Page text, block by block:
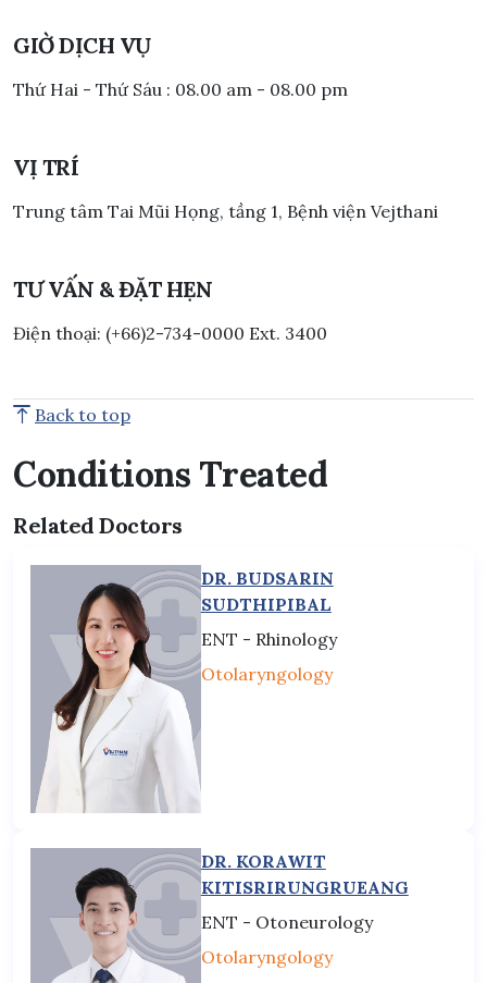
GIỜ DỊCH VỤ
Thứ Hai - Thứ Sáu : 08.00 am - 08.00 pm
VỊ TRÍ
Trung tâm Tai Mũi Họng, tầng 1, Bệnh viện Vejthani
TƯ VẤN & ĐẶT HẸN
Điện thoại: (+66)2-734-0000 Ext. 3400
Back to top
Conditions Treated
Related Doctors
DR. BUDSARIN
SUDTHIPIBAL
ENT - Rhinology
Otolaryngology
DR. KORAWIT
KITISRIRUNGRUEANG
ENT - Otoneurology
Otolaryngology